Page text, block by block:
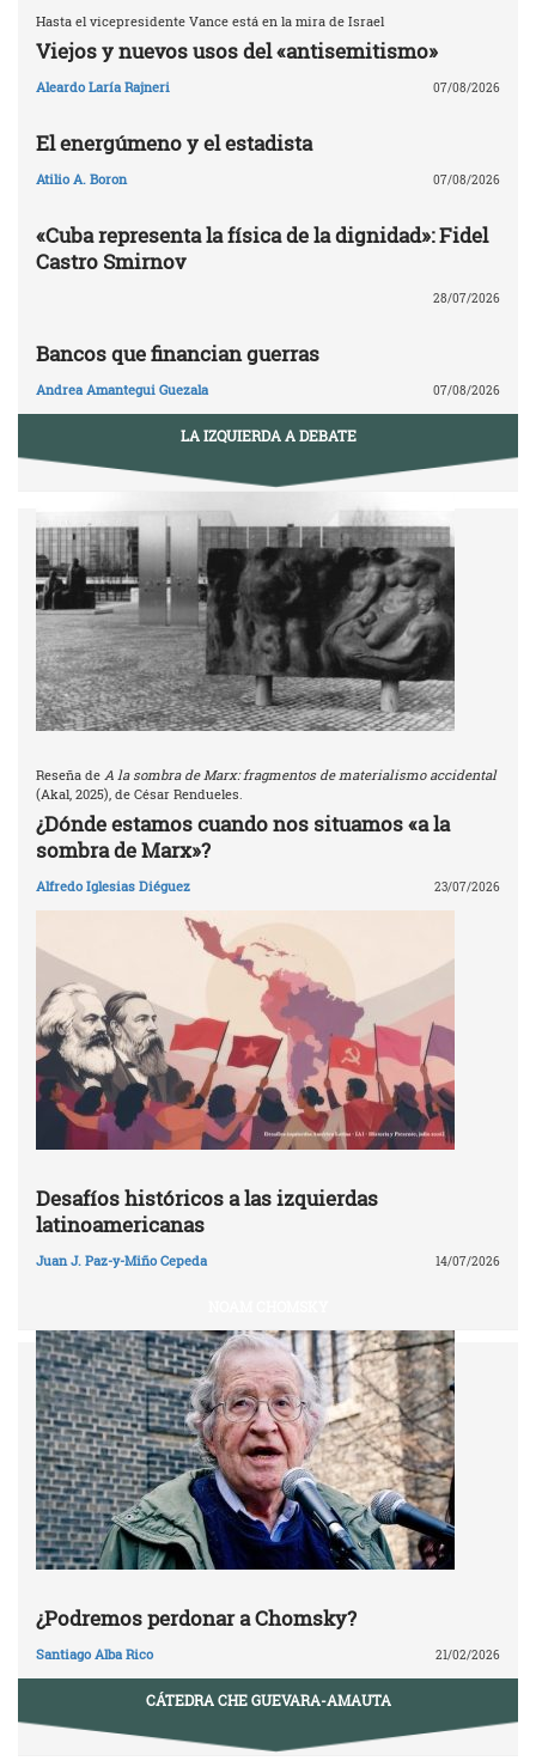
Hasta el vicepresidente Vance está en la mira de Israel
Viejos y nuevos usos del «antisemitismo»
Aleardo Laría Rajneri 07/08/2026
El energúmeno y el estadista
Atilio A. Boron 07/08/2026
«Cuba representa la física de la dignidad»: Fidel
Castro Smirnov
28/07/2026
Bancos que financian guerras
Andrea Amantegui Guezala 07/08/2026
LA IZQUIERDA A DEBATE
Reseña de A la sombra de Marx: fragmentos de materialismo accidental
(Akal, 2025), de César Rendueles.
¿Dónde estamos cuando nos situamos «a la
sombra de Marx»?
Alfredo Iglesias Diéguez 23/07/2026
Desafíos históricos a las izquierdas
latinoamericanas
Juan J. Paz-y-Miño Cepeda 14/07/2026
¿Podremos perdonar a Chomsky?
Santiago Alba Rico 21/02/2026
CÁTEDRA CHE GUEVARA-AMAUTA